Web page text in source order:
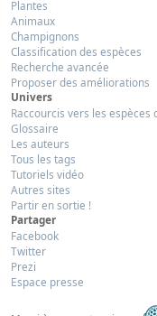
Plantes
Animaux
Champignons
Classification des espèces
Recherche avancée
Proposer des améliorations
Univers
Raccourcis vers les espèces
Glossaire
Les auteurs
Tous les tags
Tutoriels vidéo
Autres sites
Partir en sortie !
Partager
Facebook
Twitter
Prezi
Espace presse